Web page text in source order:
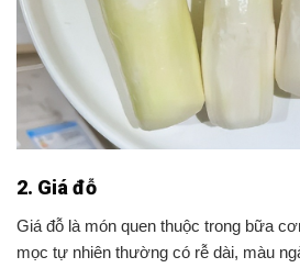
2. Giá đỗ
Giá đỗ là món quen thuộc trong bữa
mọc tự nhiên thường có rễ dài, màu